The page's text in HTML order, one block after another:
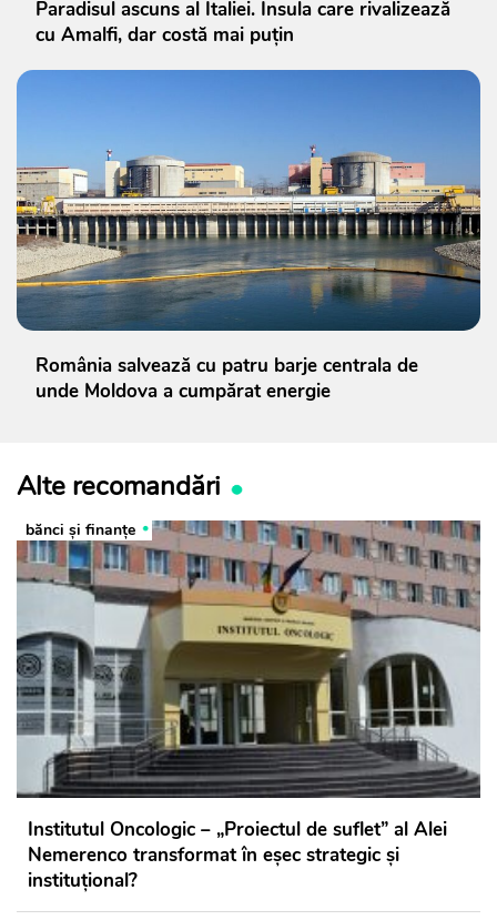
Paradisul ascuns al Italiei. Insula care rivalizează
cu Amalfi, dar costă mai puțin
România salvează cu patru barje centrala de
unde Moldova a cumpărat energie
Alte recomandări
bănci şi finanţe
Institutul Oncologic – „Proiectul de suflet” al Alei
Nemerenco transformat în eșec strategic și
instituțional?